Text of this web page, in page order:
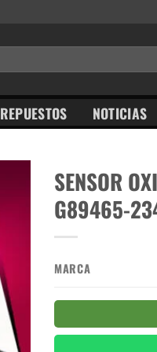
REPUESTOS NOTICIAS
SENSOR
G89465-
MARCA